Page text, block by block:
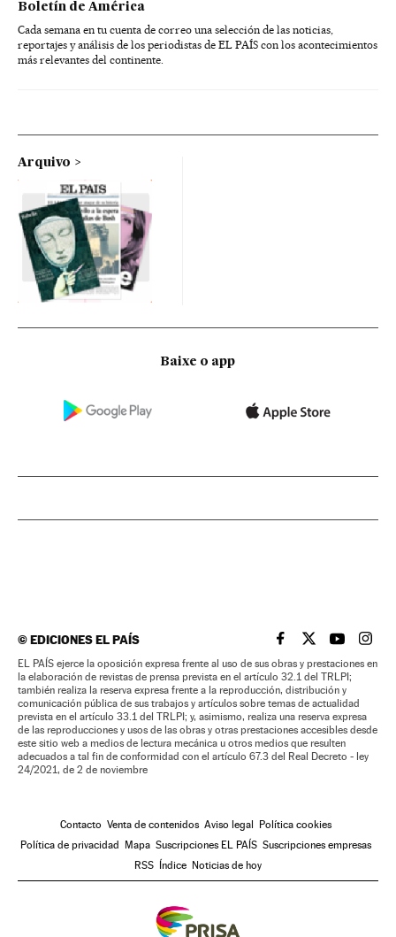
Boletín de América
Cada semana en tu cuenta de correo una selección de las noticias,
reportajes y análisis de los periodistas de EL PAÍS con los acontecimientos
más relevantes del continente.
Arquivo
Baixe o app
©EDICIONES EL PAÍS EL PAÍS BRASIL EN
EL PAÍSEL PAÍS
EL
EL PAÍS ejerce la oposición expresa frente al uso de sus obras y prestaciones en
la elaboración de revistas de prensa prevista en el artículo 32.1 del TRLPI;
también realiza la reserva expresa frente a la reproducción, distribución y
comunicación pública de sus trabajos y artículos sobre temas de actualidad
prevista en el artículo 33.1 del TRLPI; y, asimismo, realiza una reserva expresa
de las reproducciones y usos de las obras y otras prestaciones accesibles desde
este sitio web a medios de lectura mecánica u otros medios que resulten
adecuados a tal fin de conformidad con el artículo 67.3 del Real Decreto - ley
24/2021, de 2 de noviembre
Contacto Venta de contenidos Aviso legal Política cookies
Política de privacidad Mapa Suscripciones EL PAÍS Suscripciones empresas
RSS Índice Noticias de hoy